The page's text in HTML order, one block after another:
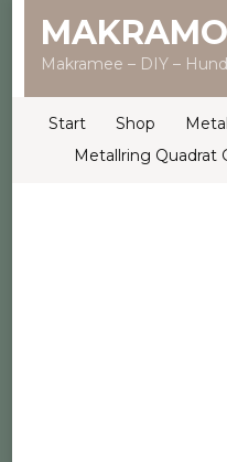
Makramee – DIY –
Start Shop
Metallring Quadrat